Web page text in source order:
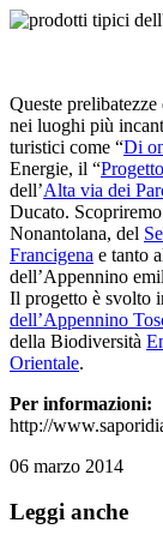
Queste
nei luoghi più
turistici come “Di
Energie, il “
dell’Alta via dei
Ducato.
Nonantolana, del
Francigena e tanto
dell’Appennino
Il progetto è svolto
dell’Appennino
della Biodiversità
Orientale.
Per informazioni:
http://
06 marzo 2014
Leggi anche